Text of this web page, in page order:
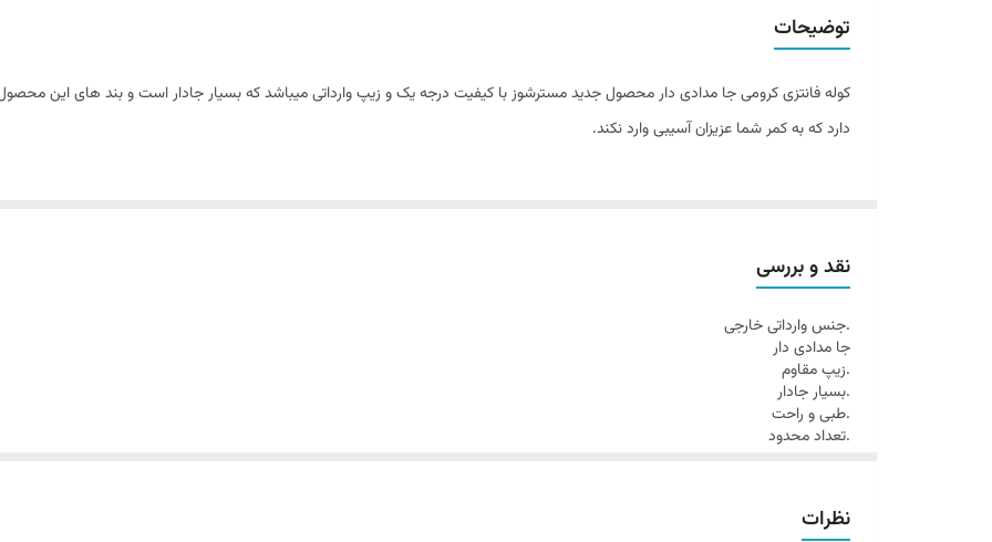
توضیحات
کوله فانتزی کرومی جا مدادی دار محصول جدید مسترشوز با کیفیت درجه یک و زیپ وارداتی میباشد که بسیار جادار است و بند های
دارد که به کمر شما عزیزان آسیبی وارد نکند.
نقد و بررسی
.جنس وارداتی خارجی
جا مدادی دار
.زیپ مقاوم
.بسیار جادار
.طبی و راحت
.تعداد محدود
نظرات